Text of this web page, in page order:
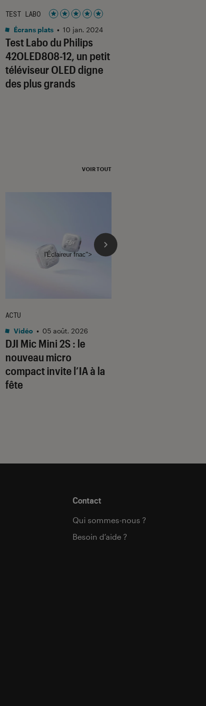
Test Labo du Philips
42OLED808-12, un petit
téléviseur OLED digne
des plus grands
TEST LABO
Noté 5 étoiles sur 5
Écrans plats • 10 jan. 2024
VOIR TOUT
DJI Mic Mini 2S : le
nouveau micro
compact invite l’IA à la
fête
ACTU
Vidéo • 05 août. 2026
l'Éclaireur fnac">
Contact
Qui sommes-nous ?
Besoin d’aide ?